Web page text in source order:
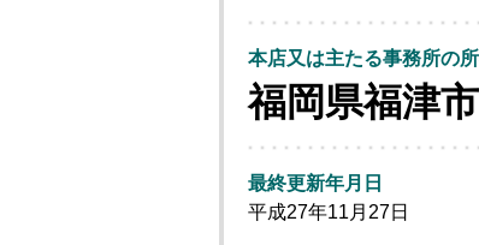
本店又は主たる事務所の
福岡県福津
最終更新年月日
平成27年11月27日